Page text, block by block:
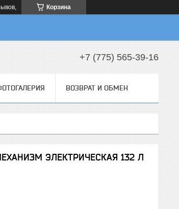
Корзина
+7 (775) 565-39-16
ВОЗВРАТ И ОБМЕН
ЭЛЕКТРИЧЕСКАЯ 132 Л